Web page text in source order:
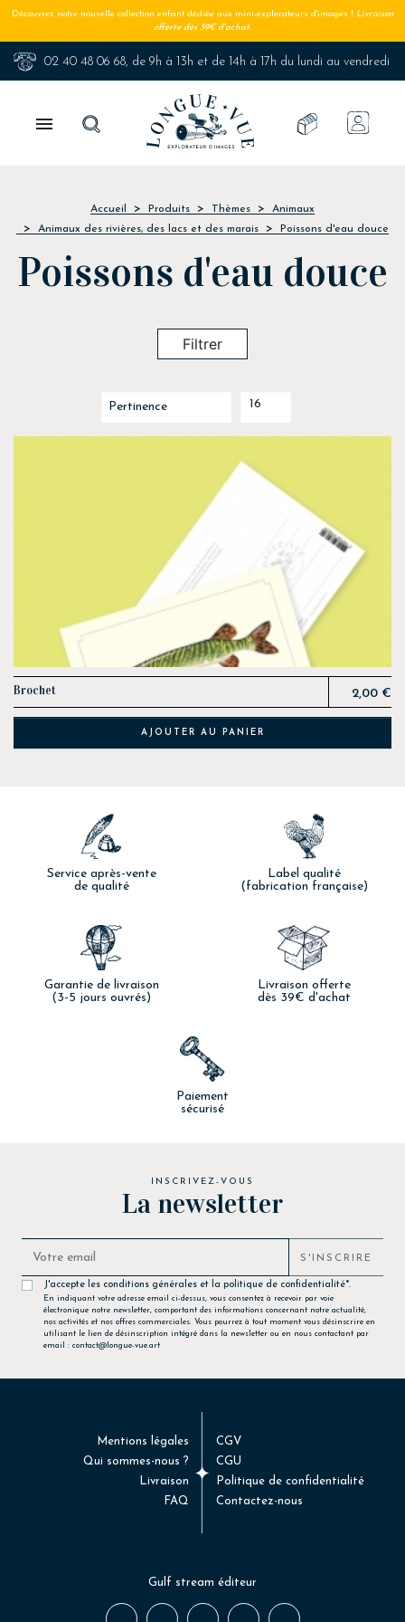
Découvrez notre nouvelle collection enfant dédiée aux mini-explorateurs d'images ! Livraison
offerte dès 39€ d'achat.
02 40 48 06 68, de 9h à 13h et de 14h à 17h du lundi au vendredi

Accueil Produits Thèmes
Animaux
Animaux des rivières, des lacs et des marais
Poissons d'eau douce
Poissons d'eau douce
Filtrer
16
AJOUTER AU PANIER
Brochet Prix
2,00 €
Service après-vente
de qualité
Label qualité
(fabrication française)
Garantie de livraison
(3-5 jours ouvrés)
Livraison offerte
dès 39€ d'achat
Paiement
sécurisé
INSCRIVEZ-VOUS
La newsletter
S'INSCRIRE
J'accepte les conditions générales et la politique de confidentialité*.
En indiquant votre adresse email ci-dessus, vous consentez à recevoir par voie
électronique notre newsletter, comportant des informations concernant notre actualité,
nos activités et nos offres commerciales. Vous pourrez à tout moment vous désinscrire en
utilisant le lien de désinscription intégré dans la newsletter ou en nous contactant par
email : contact@longue-vue.art
Mentions légales
Qui sommes-nous ?
Livraison
FAQ
CGV
CGU
Politique de confidentialité
Contactez-nous
Gulf stream éditeur